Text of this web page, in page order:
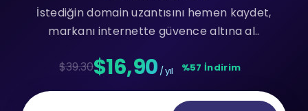
İstediğin domain uzantısını hemen kaydet,
markanı internette güvence altına al..
$39.30$16,90 / yıl %57 İndirim